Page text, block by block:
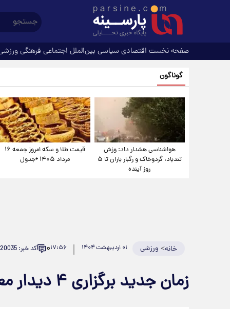
صفحه نخست اقتصادی سیاسی بین‌الملل اجتماعی فرهنگی
گوناگون
هواشناسی هشدار داد: وزش
تندباد، گردوخاک و رگبار باران تا ۵
روز آینده
قیمت طلا و سکه امروز جمعه ۱۶
مرداد ۱۴۰۵ +جدول
خانه> ورزشی ۰۱ اردیبهشت ۱۴۰۴ ۱۷:۵۶۰ کد خبر: 920035
زمان جدید برگزاری ۴ دیدار معوقه سری A ایتالیا